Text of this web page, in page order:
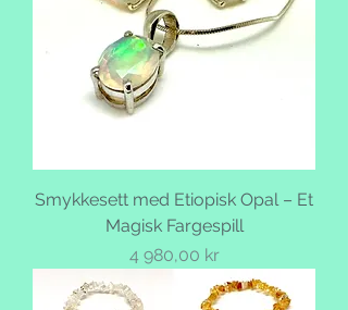
Smykkesett med Etiopisk Opal – Et
Magisk Fargespill
Pris
4 980,00 kr